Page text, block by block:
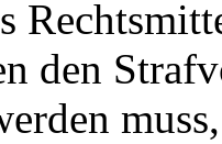
den